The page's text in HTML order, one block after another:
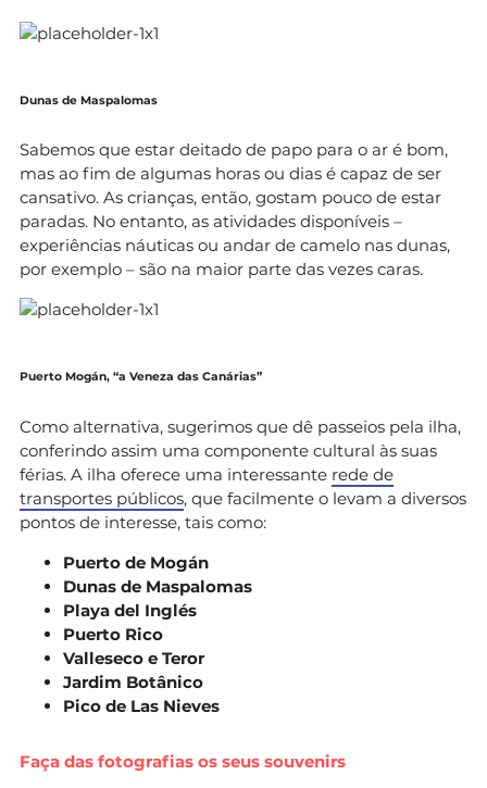
Dunas de Maspalomas
Sabemos que estar deitado de papo para o ar é bom,
mas ao fim de algumas horas ou dias é capaz de ser
cansativo. As crianças, então, gostam pouco de estar
paradas. No entanto, as atividades disponíveis –
experiências náuticas ou andar de camelo nas dunas,
por exemplo – são na maior parte das vezes caras.
Puerto Mogán, “a Veneza das Canárias”
Como alternativa, sugerimos que dê passeios pela ilha,
conferindo assim uma componente cultural às suas
férias. A ilha oferece uma interessante rede de
transportes públicos, que facilmente o levam a diversos
pontos de interesse, tais como:
Puerto de Mogán
Dunas de Maspalomas
Playa del Inglés
Puerto Rico
Valleseco e Teror
Jardim Botânico
Pico de Las Nieves
Faça das fotografias os seus souvenirs